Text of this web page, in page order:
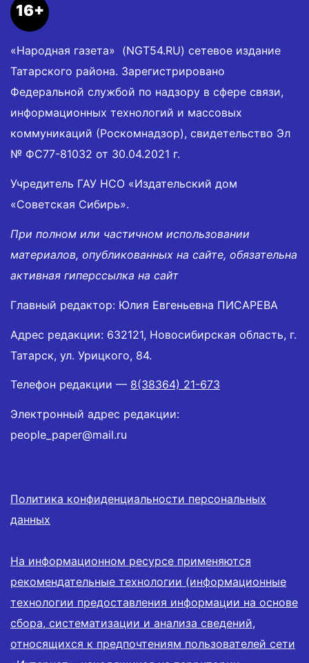
16+
«Народная газета» (NGT54.RU) сетевое издание
Татарского района. Зарегистрировано
Федеральной службой по надзору в сфере связи,
информационных технологий и массовых
коммуникаций (Роскомнадзор), свидетельство Эл
№ ФС77-81032 от 30.04.2021 г.
Учредитель ГАУ НСО «Издательский дом
«Советская Сибирь».
При полном или частичном использовании
материалов, опубликованных на сайте, обязательна
активная гиперссылка на сайт
Главный редактор: Юлия Евгеньевна ПИСАРЕВА
Адрес редакции: 632121, Новосибирская область, г.
Татарск, ул. Урицкого, 84.
Телефон редакции — 8(38364) 21-673
Электронный адрес редакции:
people_paper@mail.ru
Политика конфиденциальности персональных
данных
На информационном ресурсе применяются
рекомендательные технологии (информационные
технологии предоставления информации на основе
сбора, систематизации и анализа сведений,
относящихся к предпочтениям пользователей сети